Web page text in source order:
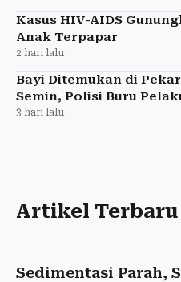
Kasus HIV-AIDS
Anak Terpapar
2 hari lalu
Bayi Ditemukan di
Semin, Polisi Buru
3 hari lalu
Artikel
Sedimentasi Parah,